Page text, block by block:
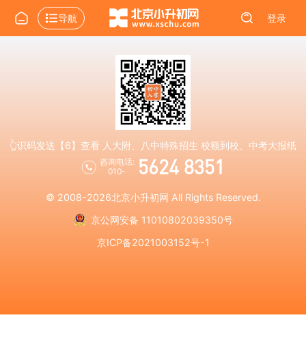
导航 登录
👆识码发送【6】查看 人大附、八中特殊招生 校额到校、中考大报纸
咨询电话:
010-
5624 8351
© 2008-2026北京小升初网 All Rights Reserved.
京公网安备 11010802039350号
京ICP备2021003152号-1